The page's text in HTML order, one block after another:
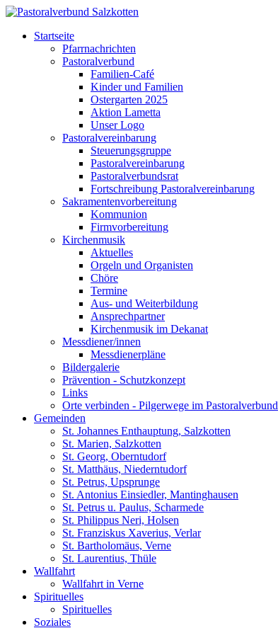
Startseite
Pfarrnachrichten
Pastoralverbund
Familien-Café
Kinder und Familien
Ostergarten 2025
Aktion Lametta
Unser Logo
Pastoralvereinbarung
Steuerungsgruppe
Pastoralvereinbarung
Pastoralverbundsrat
Fortschreibung Pastoralvereinbarung
Sakramentenvorbereitung
Kommunion
Firmvorbereitung
Kirchenmusik
Aktuelles
Orgeln und Organisten
Chöre
Termine
Aus- und Weiterbildung
Ansprechpartner
Kirchenmusik im Dekanat
Messdiener/innen
Messdienerpläne
Bildergalerie
Prävention - Schutzkonzept
Links
Orte verbinden - Pilgerwege im Pastoralverbund
Gemeinden
St. Johannes Enthauptung, Salzkotten
St. Marien, Salzkotten
St. Georg, Oberntudorf
St. Matthäus, Niederntudorf
St. Petrus, Upsprunge
St. Antonius Einsiedler, Mantinghausen
St. Petrus u. Paulus, Scharmede
St. Philippus Neri, Holsen
St. Franziskus Xaverius, Verlar
St. Bartholomäus, Verne
St. Laurentius, Thüle
Wallfahrt
Wallfahrt in Verne
Spirituelles
Spirituelles
Soziales